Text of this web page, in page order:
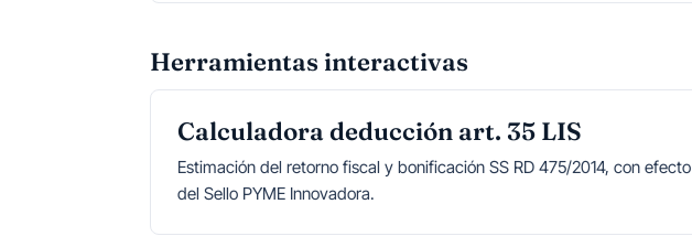
Herramientas interactivas
Calculadora deducción art. 35 LIS
Estimación del retorno fiscal y bonificación SS RD 475/2014, con efecto
del Sello PYME Innovadora.